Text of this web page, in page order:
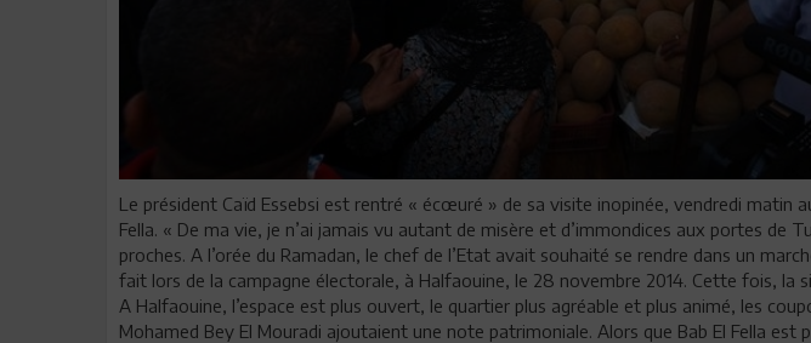
Le président Caïd Essebsi est rentré « écœuré » de sa visite inopinée, vendredi matin
Fella. « De ma vie, je n’ai jamais vu autant de misère et d’immondices aux portes de
proches. A l’orée du Ramadan, le chef de l’Etat avait souhaité se rendre dans un
fait lors de la campagne électorale, à Halfaouine, le 28 novembre 2014. Cette fois, la
A Halfaouine, l’espace est plus ouvert, le quartier plus agréable et plus animé, les
Mohamed Bey El Mouradi ajoutaient une note patrimoniale. Alors que Bab El Fella est